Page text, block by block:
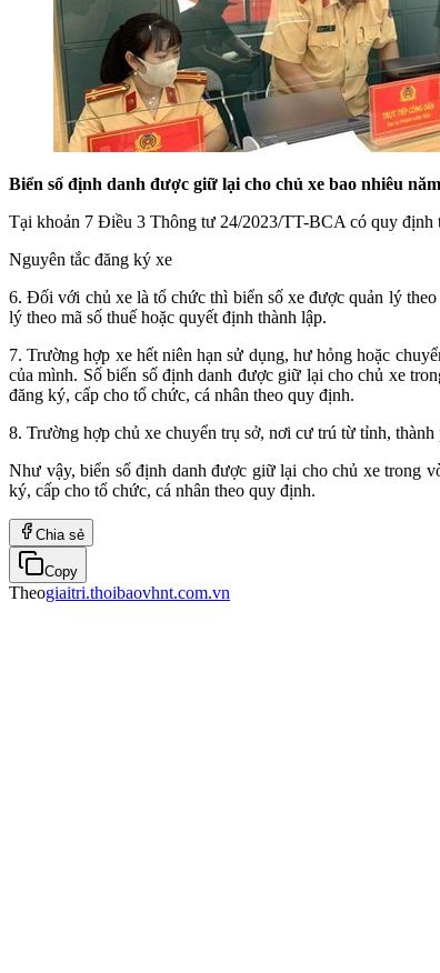
Biển số định danh được giữ lại cho chủ xe bao nhiêu
Tại khoản 7 Điều 3 Thông tư 24/2023/TT-BCA có quy định
Nguyên tắc đăng ký xe
6. Đối với chủ xe là tổ chức thì biển số xe được quản lý
lý theo mã số thuế hoặc quyết định thành lập.
7. Trường hợp xe hết niên hạn sử dụng, hư hỏng hoặc
của mình. Số biển số định danh được giữ lại cho chủ xe
đăng ký, cấp cho tổ chức, cá nhân theo quy định.
8. Trường hợp chủ xe chuyển trụ sở, nơi cư trú từ tỉnh,
Như vậy, biển số định danh được giữ lại cho chủ xe trong
ký, cấp cho tổ chức, cá nhân theo quy định.
Chia sẻ
Copy
Theogiaitri.thoibaovhnt.com.vn